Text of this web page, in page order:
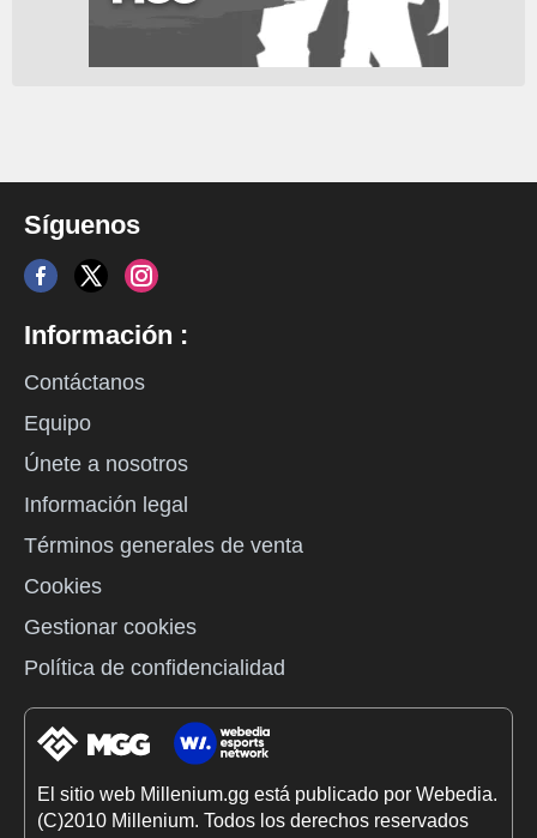
Síguenos
Información :
Contáctanos
Equipo
Únete a nosotros
Información legal
Términos generales de venta
Cookies
Gestionar cookies
Política de confidencialidad
El sitio web Millenium.gg está publicado por Webedia.
(C)2010 Millenium. Todos los derechos reservados